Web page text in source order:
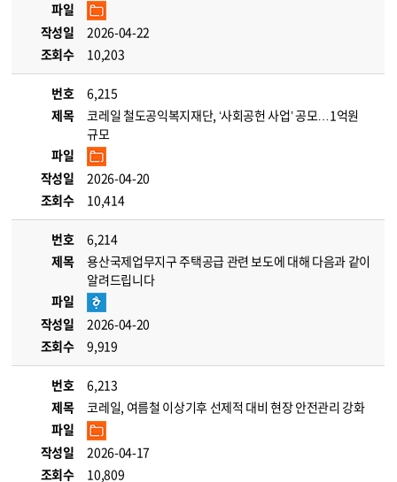
파일
작성일
2026-04-22
조회수
10,203
번호
6,215
제목
코레일 철도공익복지재단, ‘사회공헌 사업’ 공모…1억원
규모
파일
작성일
2026-04-20
조회수
10,414
번호
6,214
제목
용산국제업무지구 주택공급 관련 보도에 대해 다음과 같이
알려드립니다
파일
작성일
2026-04-20
조회수
9,919
번호
6,213
제목
코레일, 여름철 이상기후 선제적 대비 현장 안전관리 강화
파일
작성일
2026-04-17
조회수
10,809